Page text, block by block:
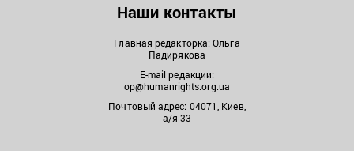
Наши контакты
Главная редакторка: Ольга
Падирякова
E-mail редакции:
op@humanrights.org.ua
Почтовый адрес: 04071, Киев,
а/я 33